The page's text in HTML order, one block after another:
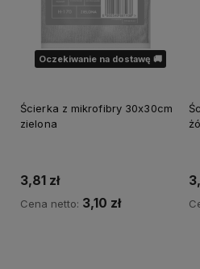
Oczekiwanie na dostawę 🚚
Ścierka z mikrofibry 30x30cm
zielona
3,81 zł
Cena netto: 3,10 zł